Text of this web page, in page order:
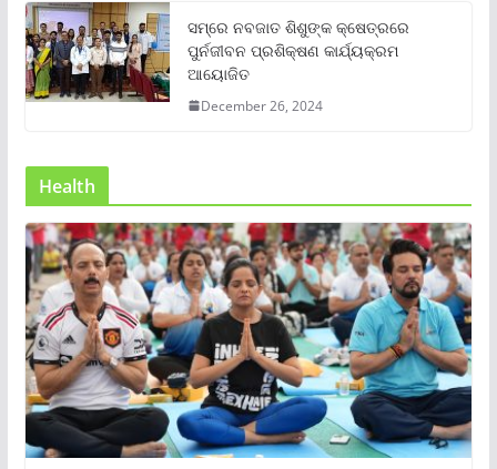
ସମ୍‌ରେ ନବଜାତ ଶିଶୁଙ୍କ କ୍ଷେତ୍ରରେ
ପୁର୍ନଜୀବନ ପ୍ରଶିକ୍ଷଣ କାର୍ଯ୍ୟକ୍ରମ
ଆୟୋଜିତ
December 26, 2024
Health